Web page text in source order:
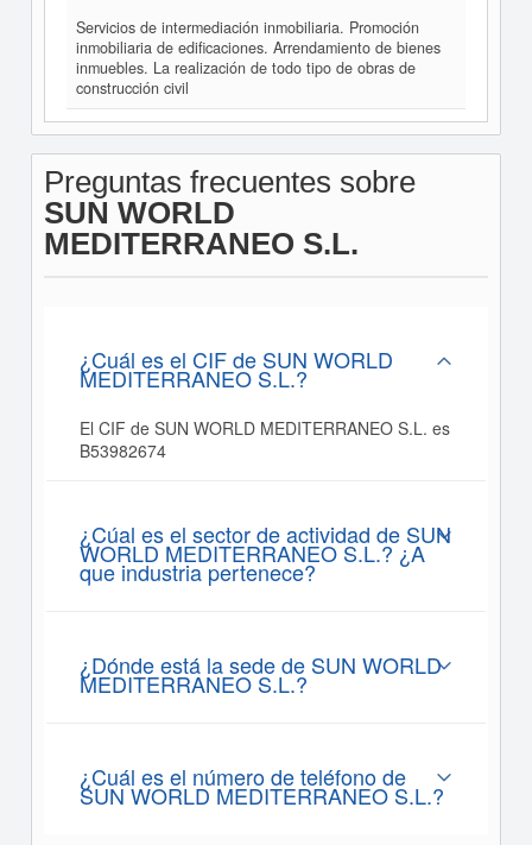
Servicios de intermediación inmobiliaria. Promoción
inmobiliaria de edificaciones. Arrendamiento de bienes
inmuebles. La realización de todo tipo de obras de
construcción civil
Preguntas frecuentes sobre
SUN WORLD
MEDITERRANEO S.L.
¿Cuál es el CIF de SUN WORLD
MEDITERRANEO S.L.?
El CIF de SUN WORLD MEDITERRANEO S.L. es
B53982674
¿Cúal es el sector de actividad de SUN
WORLD MEDITERRANEO S.L.? ¿A
que industria pertenece?
¿Dónde está la sede de SUN WORLD
MEDITERRANEO S.L.?
¿Cuál es el número de teléfono de
SUN WORLD MEDITERRANEO S.L.?